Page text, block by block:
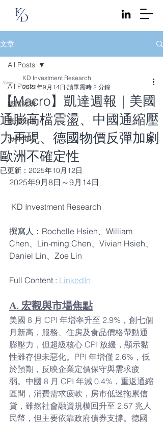
文章
All Posts
總體經濟
臺灣市場
海外市場
All Posts
【Macro】凱達週報｜美國
通膨高檔震盪、中國通縮壓
力再現、德國物價反彈加劇
歐洲不確定性
KD Investment Research
2025年9月14日 讀畢需時 2 分鐘
已更新： 2025年10月12日
2025年9月8日～9月14日
KD Investment Research
撰寫人：Rochelle Hsieh、William
Chen、Lin-ming Chen、Vivian Hsieh、
Daniel Lin、Zoe Lin
Full Content : LinkedIn
A. 宏觀與市場焦點
美國 8 月 CPI 年增率升至 2.9%，創七個
月新高，服務、住房及食品價格帶動通
膨壓力，但超級核心 CPI 放緩，顯示黏
性雖存但未惡化。PPI 年增僅 2.6%，低
於預期，反映企業定價保守與需求疲
弱。中國 8 月 CPI 年減 0.4%，重返通縮
區間，消費需求疲軟，房市低迷拖累信
貸，雖然社會融資規模回升至 2.57 兆人
民幣，但主要依靠政府債券支撐。德國